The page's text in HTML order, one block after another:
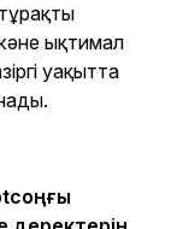
ықтимал
уақытта